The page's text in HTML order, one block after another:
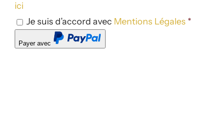
ici
Je suis d’accord avec Mentions Légales *
Payer avec
PayPal